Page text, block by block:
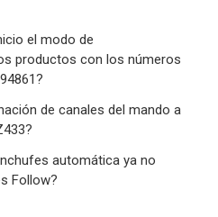
el modo de
productos con los números
de canales del mando a
automática ya no
Follow?